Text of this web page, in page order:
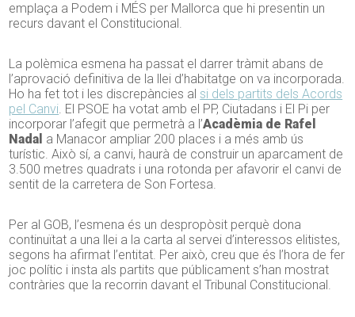
emplaça a Podem i MÉS per Mallorca que hi presentin un
recurs davant el Constitucional.
La polèmica esmena ha passat el darrer tràmit abans de
l’aprovació definitiva de la llei d’habitatge on va incorporada.
Ho ha fet tot i les discrepàncies al si dels partits dels Acords
pel Canvi. El PSOE ha votat amb el PP, Ciutadans i El Pi per
incorporar l’afegit que permetrà a l’Acadèmia de Rafel
Nadal a Manacor ampliar 200 places i a més amb ús
turístic. Això sí, a canvi, haurà de construir un aparcament de
3.500 metres quadrats i una rotonda per afavorir el canvi de
sentit de la carretera de Son Fortesa.
Per al GOB, l’esmena és un despropòsit perquè dona
continuïtat a una llei a la carta al servei d’interessos elitistes,
segons ha afirmat l’entitat. Per això, creu que és l’hora de fer
joc polític i insta als partits que públicament s’han mostrat
contràries que la recorrin davant el Tribunal Constitucional.